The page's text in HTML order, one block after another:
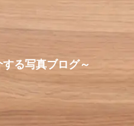
る写真ブログ～